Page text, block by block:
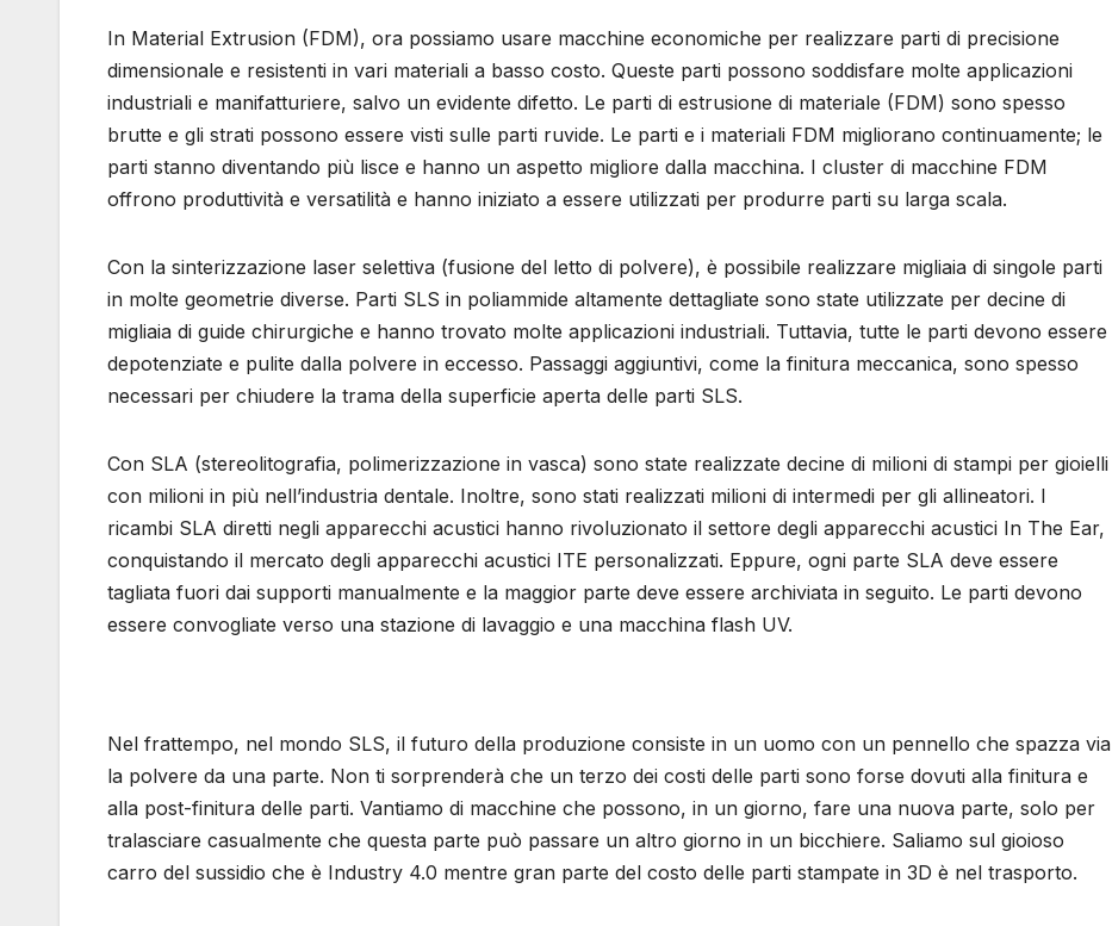
In Material Extrusion (FDM), ora possiamo usare macchine economiche per realizzare parti di precisione
dimensionale e resistenti in vari materiali a basso costo. Queste parti possono soddisfare molte applicazioni
industriali e manifatturiere, salvo un evidente difetto. Le parti di estrusione di materiale (FDM) sono spesso
brutte e gli strati possono essere visti sulle parti ruvide. Le parti e i materiali FDM migliorano continuamente; le
parti stanno diventando più lisce e hanno un aspetto migliore dalla macchina. I cluster di macchine FDM
offrono produttività e versatilità e hanno iniziato a essere utilizzati per produrre parti su larga scala.
Con la sinterizzazione laser selettiva (fusione del letto di polvere), è possibile realizzare migliaia di singole parti
in molte geometrie diverse. Parti SLS in poliammide altamente dettagliate sono state utilizzate per decine di
migliaia di guide chirurgiche e hanno trovato molte applicazioni industriali. Tuttavia, tutte le parti devono essere
depotenziate e pulite dalla polvere in eccesso. Passaggi aggiuntivi, come la finitura meccanica, sono spesso
necessari per chiudere la trama della superficie aperta delle parti SLS.
Con SLA (stereolitografia, polimerizzazione in vasca) sono state realizzate decine di milioni di stampi per gioielli
con milioni in più nell’industria dentale. Inoltre, sono stati realizzati milioni di intermedi per gli allineatori. I
ricambi SLA diretti negli apparecchi acustici hanno rivoluzionato il settore degli apparecchi acustici In The Ear,
conquistando il mercato degli apparecchi acustici ITE personalizzati. Eppure, ogni parte SLA deve essere
tagliata fuori dai supporti manualmente e la maggior parte deve essere archiviata in seguito. Le parti devono
essere convogliate verso una stazione di lavaggio e una macchina flash UV.
Nel frattempo, nel mondo SLS, il futuro della produzione consiste in un uomo con un pennello che spazza via
la polvere da una parte. Non ti sorprenderà che un terzo dei costi delle parti sono forse dovuti alla finitura e
alla post-finitura delle parti. Vantiamo di macchine che possono, in un giorno, fare una nuova parte, solo per
tralasciare casualmente che questa parte può passare un altro giorno in un bicchiere. Saliamo sul gioioso
carro del sussidio che è Industry 4.0 mentre gran parte del costo delle parti stampate in 3D è nel trasporto.